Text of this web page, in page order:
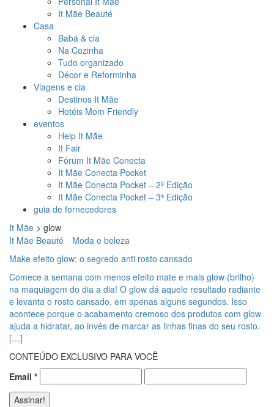
It Mãe Beauté
Casa
Babá & cia
Na Cozinha
Tudo organizado
Décor e Reforminha
Viagens e cia
Destinos It Mãe
Hotéis Mom Friendly
eventos
Help It Mãe
It Fair
Fórum It Mãe Conecta
It Mãe Conecta Pocket
It Mãe Conecta Pocket – 2ª Edição
It Mãe Conecta Pocket – 3ª Edição
guia de fornecedores
It Mãe > glow
It Mãe Beauté
Moda e beleza
Make efeito glow: o segredo anti rosto cansado
Comece a semana com menos efeito mate e mais glow (brilho)
na maquiagem do dia a dia! O glow dá aquele resultado radiante
e levanta o rosto cansado, em apenas alguns segundos. Isso
acontece porque o acabamento cremoso dos produtos com glow
ajuda a hidratar, ao invés de marcar as linhas finas do seu rosto.
[…]
CONTEÚDO EXCLUSIVO PARA VOCÊ
Email *